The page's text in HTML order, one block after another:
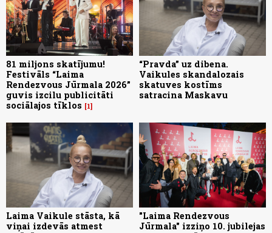
81 miljons skatījumu!
Festivāls “Laima
Rendezvous Jūrmala 2026”
guvis izcilu publicitāti
sociālajos tīklos
1
“Pravda” uz dibena.
Vaikules skandalozais
skatuves kostīms
satracina Maskavu
Laima Vaikule stāsta, kā
viņai izdevās atmest
"Laima Rendezvous
Jūrmala" izziņo 10. jubilejas